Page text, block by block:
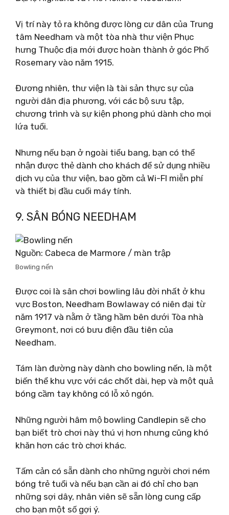
Vị trí này tỏ ra không được lòng cư dân của Trung
tâm Needham và một tòa nhà thư viện Phục
hưng Thuộc địa mới được hoàn thành ở góc Phố
Rosemary vào năm 1915.
Đương nhiên, thư viện là tài sản thực sự của
người dân địa phương, với các bộ sưu tập,
chương trình và sự kiện phong phú dành cho mọi
lứa tuổi.
Nhưng nếu bạn ở ngoài tiểu bang, bạn có thể
nhận được thẻ dành cho khách để sử dụng nhiều
dịch vụ của thư viện, bao gồm cả Wi-FI miễn phí
và thiết bị đầu cuối máy tính.
9. SÂN BÓNG NEEDHAM
Nguồn: Cabeca de Marmore / màn trập
Bowling nến
Được coi là sân chơi bowling lâu đời nhất ở khu
vực Boston, Needham Bowlaway có niên đại từ
năm 1917 và nằm ở tầng hầm bên dưới Tòa nhà
Greymont, nơi có bưu điện đầu tiên của
Needham.
Tám làn đường này dành cho bowling nến, là một
biến thể khu vực với các chốt dài, hẹp và một quả
bóng cầm tay không có lỗ xỏ ngón.
Những người hâm mộ bowling Candlepin sẽ cho
bạn biết trò chơi này thú vị hơn nhưng cũng khó
khăn hơn các trò chơi khác.
Tấm cản có sẵn dành cho những người chơi ném
bóng trẻ tuổi và nếu bạn cần ai đó chỉ cho bạn
những sợi dây, nhân viên sẽ sẵn lòng cung cấp
cho bạn một số gợi ý.